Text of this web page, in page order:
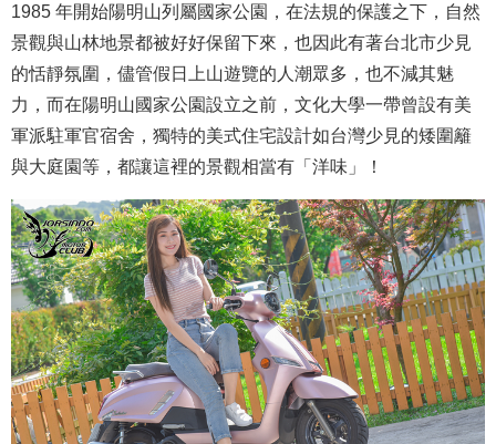
1985 年開始陽明山列屬國家公園，在法規的保護之下，自然
景觀與山林地景都被好好保留下來，也因此有著台北市少見
的恬靜氛圍，儘管假日上山遊覽的人潮眾多，也不減其魅
力，而在陽明山國家公園設立之前，文化大學一帶曾設有美
軍派駐軍官宿舍，獨特的美式住宅設計如台灣少見的矮圍籬
與大庭園等，都讓這裡的景觀相當有「洋味」！